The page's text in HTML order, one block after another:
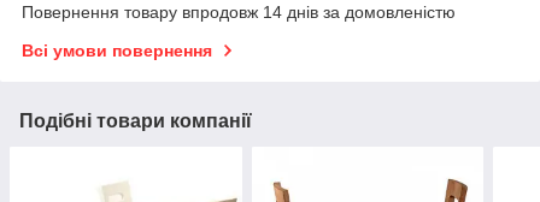
Повернення товару впродовж 14 днів за домовленістю
Всі умови повернення
Подібні товари компанії